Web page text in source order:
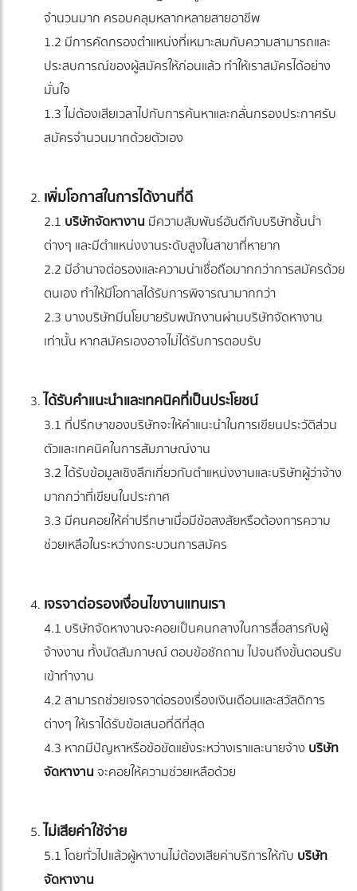
จำนวนมาก ครอบคลุมหลากหลายสายอาชีพ
1.2 มีการคัดกรองตำแหน่งที่เหมาะสมกับความสามารถและ
ประสบการณ์ของผู้สมัครให้ก่อนแล้ว ทำให้เราสมัครได้อย่าง
มั่นใจ
1.3 ไม่ต้องเสียเวลาไปกับการค้นหาและกลั่นกรองประกาศรับ
สมัครจำนวนมากด้วยตัวเอง
เพิ่มโอกาสในการได้งานที่ดี
2.1 บริษัทจัดหางานมีความสัมพันธ์อันดีกับบริษัทชั้นนำ
ต่างๆ และมีตำแหน่งงานระดับสูงในสาขาที่หายาก
2.2 มีอำนาจต่อรองและความน่าเชื่อถือมากกว่าการสมัครด้วย
ตนเอง ทำให้มีโอกาสได้รับการพิจารณามากกว่า
2.3 บางบริษัทมีนโยบายรับพนักงานผ่านบริษัทจัดหางาน
เท่านั้น หากสมัครเองอาจไม่ได้รับการตอบรับ
ได้รับคำแนะนำและเทคนิคที่เป็นประโยชน์
3.1 ที่ปรึกษาของบริษัทจะให้คำแนะนำในการเขียนประวัติส่วน
ตัวและเทคนิคในการสัมภาษณ์งาน
3.2 ได้รับข้อมูลเชิงลึกเกี่ยวกับตำแหน่งงานและบริษัทผู้ว่าจ้าง
มากกว่าที่เขียนในประกาศ
3.3 มีคนคอยให้คำปรึกษาเมื่อมีข้อสงสัยหรือต้องการความ
ช่วยเหลือในระหว่างกระบวนการสมัคร
เจรจาต่อรองเงื่อนไขงานแทนเรา
4.1 บริษัทจัดหางานจะคอยเป็นคนกลางในการสื่อสารกับผู้
จ้างงาน ทั้งนัดสัมภาษณ์ ตอบข้อซักถาม ไปจนถึงขั้นตอนรับ
เข้าทำงาน
4.2 สามารถช่วยเจรจาต่อรองเรื่องเงินเดือนและสวัสดิการ
ต่างๆ ให้เราได้รับข้อเสนอที่ดีที่สุด
4.3 หากมีปัญหาหรือข้อขัดแย้งระหว่างเราและนายจ้าง บริษัท
จัดหางานจะคอยให้ความช่วยเหลือด้วย
ไม่เสียค่าใช้จ่าย
5.1 โดยทั่วไปแล้วผู้หางานไม่ต้องเสียค่าบริการให้กับ บริษัท
จัดหางาน